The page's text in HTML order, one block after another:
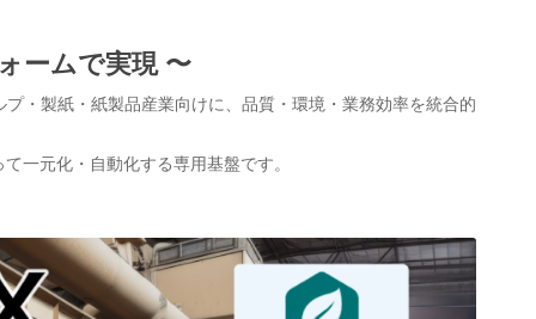
ームで実現 〜
・製紙・紙製品産業向けに、品質・環境・業務効率を統合的
一元化・自動化する専用基盤です。